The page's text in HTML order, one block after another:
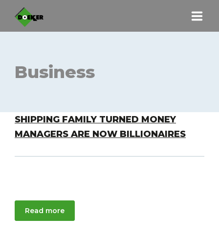
UNTERNEHMEN
HOLZHACKSCHNITZEL
Am Berge 23 | 49509 Recke-Steinbeck
Business
SHIPPING FAMILY TURNED MONEY
MANAGERS ARE NOW BILLIONAIRES
Read more